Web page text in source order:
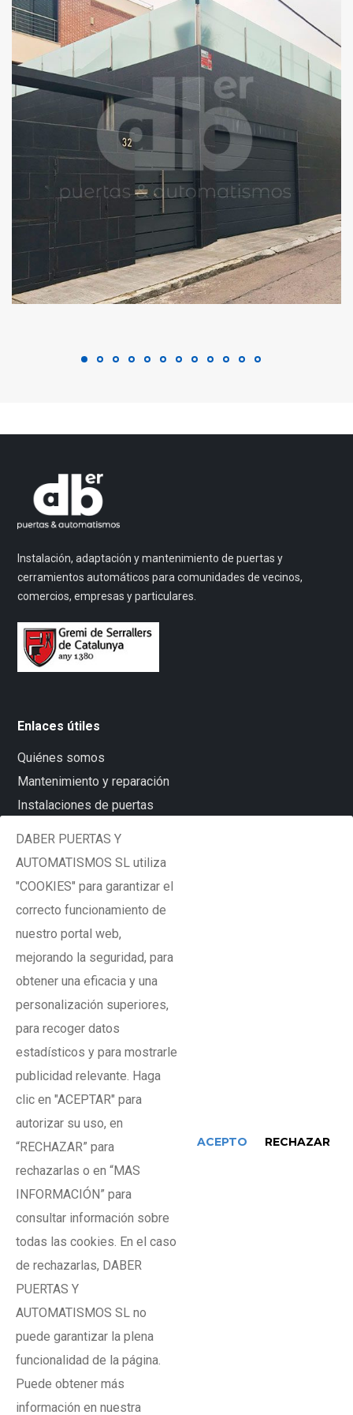
Instalación, adaptación y mantenimiento de puertas y
cerramientos automáticos para comunidades de vecinos,
comercios, empresas y particulares.
Enlaces útiles
Quiénes somos
Mantenimiento y reparación
Instalaciones de puertas
Síguenos en:
Contacto
C/ Agricultura,11 - 08840 Barcelona
info@daber.es
931 60 00 30
Servicio 24H. 676 42 48 21
Newsletter
DABER PUERTAS Y
AUTOMATISMOS SL utiliza
"COOKIES" para garantizar el
correcto funcionamiento de
nuestro portal web,
mejorando la seguridad, para
obtener una eficacia y una
personalización superiores,
para recoger datos
estadísticos y para mostrarle
publicidad relevante. Haga
clic en "ACEPTAR" para
autorizar su uso, en
“RECHAZAR” para
rechazarlas o en “MAS
INFORMACIÓN” para
consultar información sobre
todas las cookies. En el caso
de rechazarlas, DABER
PUERTAS Y
AUTOMATISMOS SL no
puede garantizar la plena
funcionalidad de la página.
Puede obtener más
información en nuestra
ACEPTO RECHAZAR